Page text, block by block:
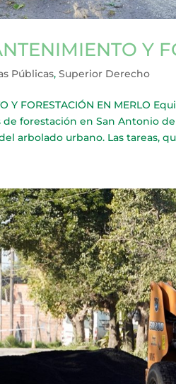
Y
Públicas,Superior Derecho
Y FORESTACIÓN EN MERLO
de forestación en San Antonio
arbolado urbano. Las tareas,